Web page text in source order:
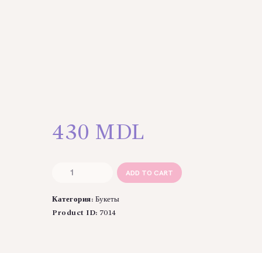
430 MDL
Количество
из
розово-
ADD TO CART
Категория: Букеты
Product ID: 7014